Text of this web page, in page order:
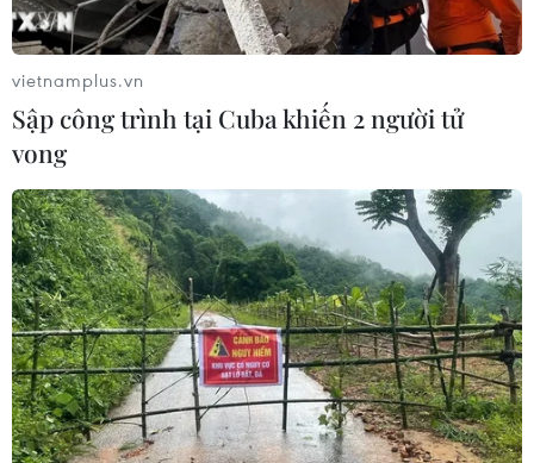
JICA giúp Hà Nội xử lý nước ngầm không
sử dụng hóa chất
04/02/2016 09:09
Dự án xử lý nước ngầm không sử dụng hóa chất
Kemiresu được tiến hành tại Nhà máy nước Tương Mai,
góp phần cung cấp cho người dân Hà Nội nguồn nước
sạch có thể uống trực tiếp tại vòi.
vietnamplus.vn
Sập công trình tại Cuba khiến 2 người tử
vong